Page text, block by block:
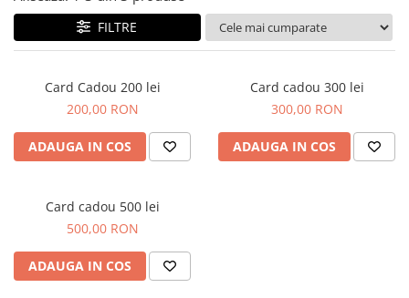
FILTRE
Card Cadou 200 lei
200,00 RON
ADAUGA IN COS
Card cadou 300 lei
300,00 RON
ADAUGA IN COS
Card cadou 500 lei
500,00 RON
ADAUGA IN COS